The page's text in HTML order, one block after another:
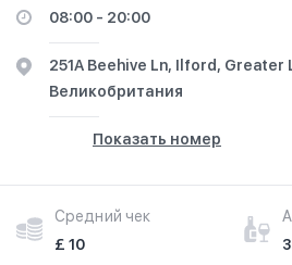
08:00 - 20:00
251A Beehive Ln, Ilford, Greater
Великобритания
Показать номер
Средний чек
£ 10